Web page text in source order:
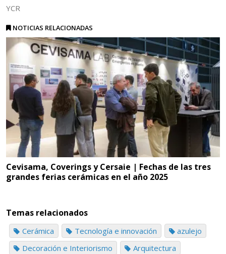
YCR
NOTICIAS RELACIONADAS
Cevisama, Coverings y Cersaie | Fechas de las tres
grandes ferias cerámicas en el año 2025
Temas relacionados
Cerámica Tecnología e innovación
azulejo
Decoración e Interiorismo
Arquitectura